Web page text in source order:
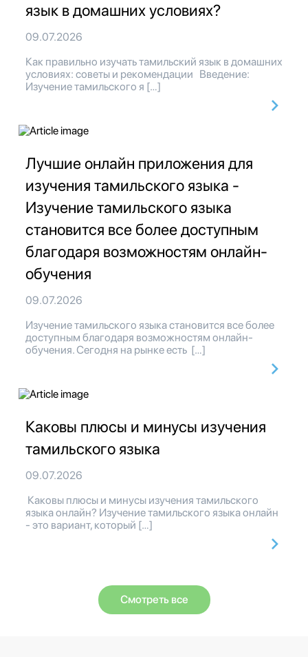
язык в домашних условиях?
09.07.2026
Как правильно изучать тамильский язык в домашних
условиях: советы и рекомендации Введение:
Изучение тамильского я […]
Лучшие онлайн приложения для
изучения тамильского языка -
Изучение тамильского языка
становится все более доступным
благодаря возможностям онлайн-
обучения
09.07.2026
Изучение тамильского языка становится все более
доступным благодаря возможностям онлайн-
обучения. Сегодня на рынке есть […]
Каковы плюсы и минусы изучения
тамильского языка
09.07.2026
Каковы плюсы и минусы изучения тамильского
языка онлайн? Изучение тамильского языка онлайн
- это вариант, который […]
Смотреть все